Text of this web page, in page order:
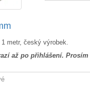
metr, český výrobek.
až po přihlášení. Prosím